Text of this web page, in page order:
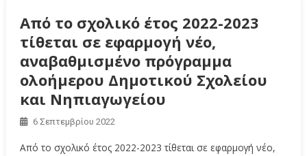
Από το σχολικό έτος 2022-2023
τίθεται σε εφαρμογή νέο,
αναβαθμισμένο πρόγραμμα
ολοήμερου Δημοτικού Σχολείου
και Νηπιαγωγείου
6 Σεπτεμβρίου 2022
Από το σχολικό έτος 2022-2023 τίθεται σε εφαρμογή νέο,